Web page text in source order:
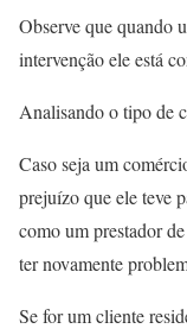
Observe que quando
intervenção ele está
Analisando o tipo de
Caso seja um
prejuízo que ele teve
como um prestador
ter novamente
Se for um cliente